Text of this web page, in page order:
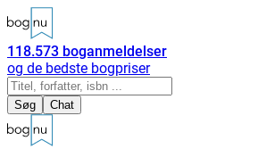
118.573 boganmeldelser
og de bedste bogpriser
Søg Chat